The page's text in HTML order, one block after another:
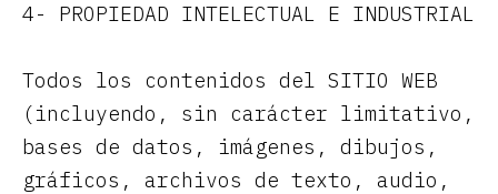
4- PROPIEDAD INTELECTUAL E INDUSTRIAL
Todos los contenidos del SITIO WEB
(incluyendo, sin carácter limitativo,
bases de datos, imágenes, dibujos,
gráficos, archivos de texto, audio,